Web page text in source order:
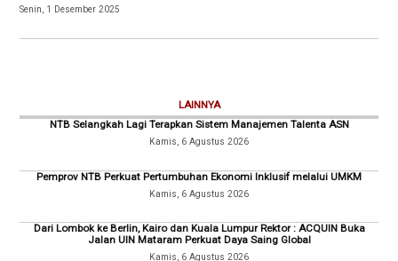
Senin, 1 Desember 2025
LAINNYA
NTB Selangkah Lagi Terapkan Sistem Manajemen Talenta ASN
Kamis, 6 Agustus 2026
Pemprov NTB Perkuat Pertumbuhan Ekonomi Inklusif melalui UMKM
Kamis, 6 Agustus 2026
Dari Lombok ke Berlin, Kairo dan Kuala Lumpur Rektor : ACQUIN Buka
Jalan UIN Mataram Perkuat Daya Saing Global
Kamis, 6 Agustus 2026